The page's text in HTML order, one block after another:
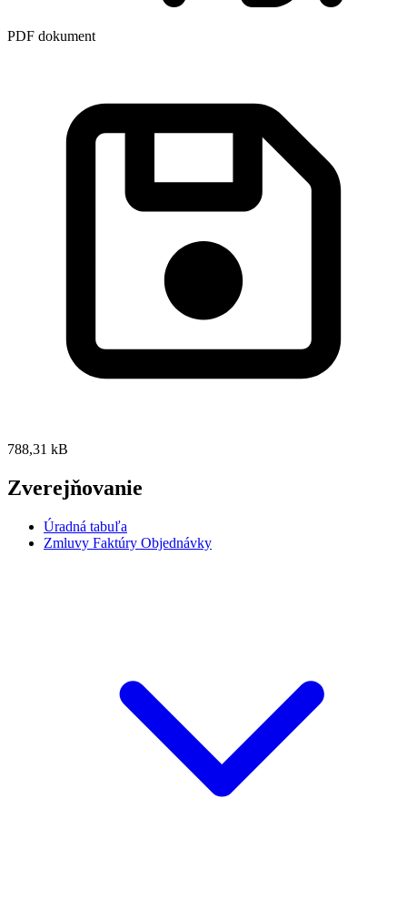
PDF dokument
788,31 kB
Zverejňovanie
Úradná tabuľa
Zmluvy Faktúry Objednávky